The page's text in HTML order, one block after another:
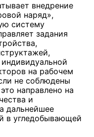
внедрение
наряд»,
систему
задания
на рабочем
не соблюдены
направлено на
и
дальнейшее
в угледобывающей